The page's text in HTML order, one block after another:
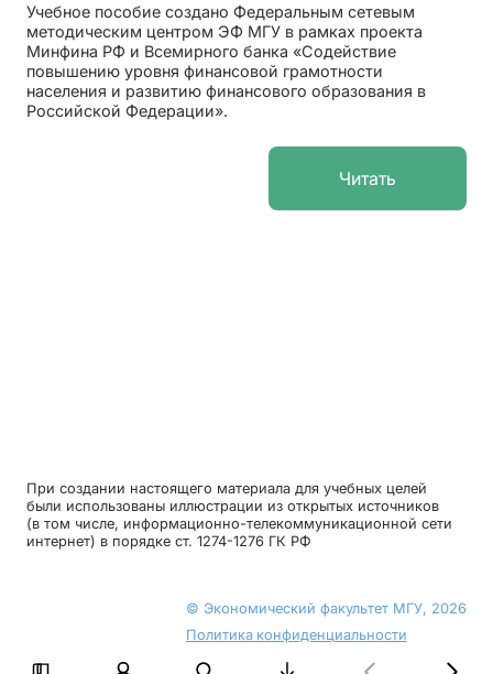
Учебное пособие создано Федеральным сетевым
методическим центром ЭФ МГУ в рамках проекта
Минфина РФ и Всемирного банка «Содействие
повышению уровня финансовой грамотности
населения и развитию финансового образования в
Российской Федерации».
Читать
При создании настоящего материала для учебных целей
были использованы иллюстрации из открытых источников
(в том числе, информационно-телекоммуникационной сети
интернет) в порядке ст. 1274-1276 ГК РФ
© Экономический факультет МГУ, 2026
Политика конфиденциальности
finuch@econ.msu.ru